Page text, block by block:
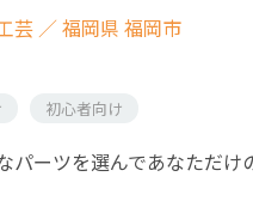
芸 ／ 福岡県 福岡市
初心者向け
ーツを選んであなただけ